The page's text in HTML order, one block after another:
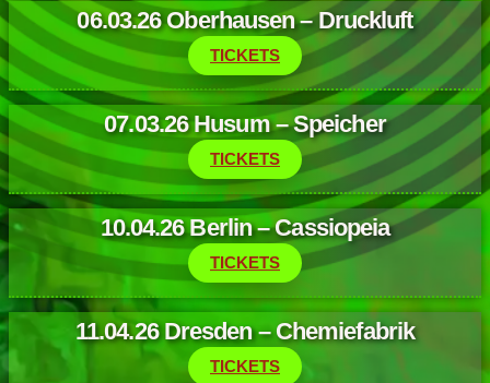
06.03.26 Oberhausen – Druckluft
TICKETS
07.03.26 Husum – Speicher
TICKETS
10.04.26 Berlin – Cassiopeia
TICKETS
11.04.26 Dresden – Chemiefabrik
TICKETS